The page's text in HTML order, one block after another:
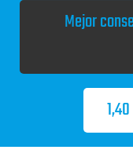
Mejor
1,40